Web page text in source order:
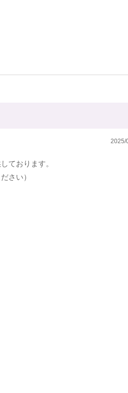
2025/
ております。
さい）